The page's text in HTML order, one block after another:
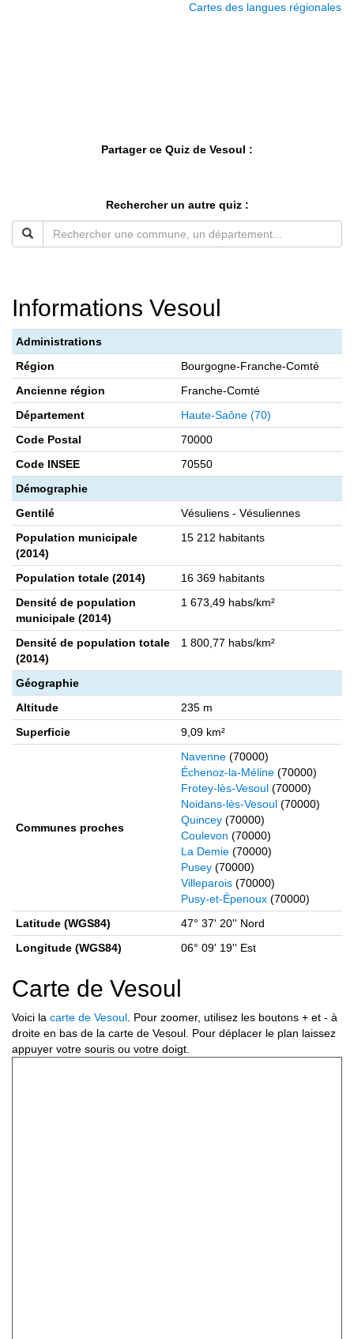
Cartes des langues régionales
Partager ce Quiz de Vesoul :
Rechercher un autre quiz :
Informations Vesoul
Administrations
Région
Bourgogne-Franche-Comté
Ancienne région
Franche-Comté
Département
Haute-Saône (70)
Code Postal
70000
Code INSEE
70550
Démographie
Gentilé
Vésuliens - Vésuliennes
Population municipale
(2014)
15 212 habitants
Population totale (2014)
16 369 habitants
Densité de population
municipale (2014)
1 673,49 habs/km²
Densité de population totale
(2014)
1 800,77 habs/km²
Géographie
Altitude
235 m
Superficie
9,09 km²
Communes proches
Navenne (70000)
Échenoz-la-Méline (70000)
Frotey-lès-Vesoul (70000)
Noidans-lès-Vesoul (70000)
Quincey (70000)
Coulevon (70000)
La Demie (70000)
Pusey (70000)
Villeparois (70000)
Pusy-et-Épenoux (70000)
Latitude (WGS84)
47° 37' 20'' Nord
Longitude (WGS84)
06° 09' 19'' Est
Carte de Vesoul
Voici la carte de Vesoul . Pour zoomer, utilisez les boutons + et - à
droite en bas de la carte de Vesoul. Pour déplacer le plan laissez
appuyer votre souris ou votre doigt.